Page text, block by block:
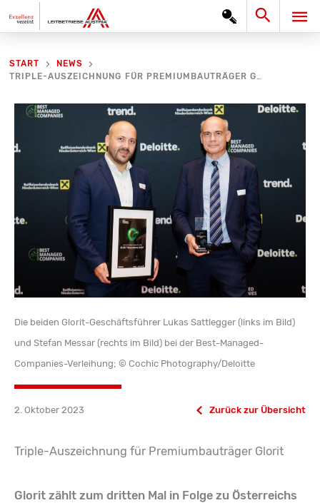
Inhalt
Search
START
NEWS
TRIPLE-AUSZEICHNUNG FÜR PREMIUMBAUTRÄGER GLORIT
Die beiden Glorit-Geschäftsführer Lukas Sattlegger (links im Bild)
und Stefan Messar (rechts im Bild) bei der Best-Managed-
Companies-Verleihung; © Cochic Photography/Deloitte
2. Oktober 2023 Zurück zur Übersicht
Triple-Auszeichnung für Premiumbauträger Glorit
Glorit zählt zum dritten Mal in Folge zu Österreichs